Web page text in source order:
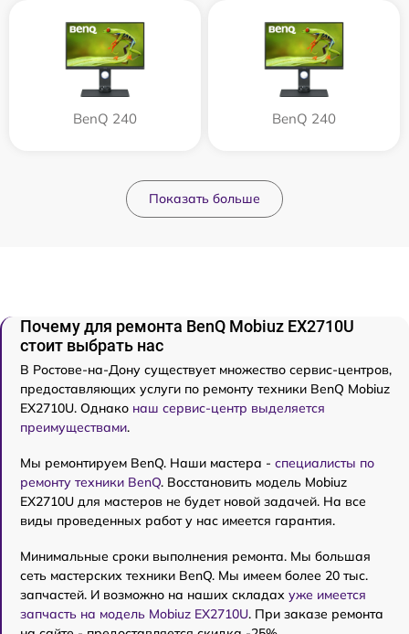
BenQ 240 BenQ 240
Показать больше
Почему для ремонта BenQ Mobiuz EX2710U
стоит выбрать нас
В Ростове-на-Дону существует множество сервис-центров,
предоставляющих услуги по ремонту техники BenQ Mobiuz
EX2710U. Однако наш сервис-центр выделяется
преимуществами.
Мы ремонтируем BenQ. Наши мастера - специалисты по
ремонту техники BenQ. Восстановить модель Mobiuz
EX2710U для мастеров не будет новой задачей. На все
виды проведенных работ у нас имеется гарантия.
Минимальные сроки выполнения ремонта. Мы большая
сеть мастерских техники BenQ. Мы имеем более 20 тыс.
запчастей. И возможно на наших складах уже имеется
запчасть на модель Mobiuz EX2710U. При заказе ремонта